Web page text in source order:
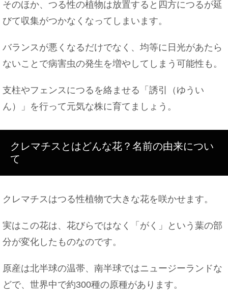
そのほか、つる性の植物は放置すると四方につるが延
びて収集がつかなくなってしまいます。
バランスが悪くなるだけでなく、均等に日光があたら
ないことで病害虫の発生を増やしてしまう可能性も。
支柱やフェンスにつるを絡ませる「誘引（ゆうい
ん）」を行って元気な株に育てましょう。
クレマチスとはどんな花？名前の由来につい
て
クレマチスはつる性植物で大きな花を咲かせます。
実はこの花は、花びらではなく「がく」という葉の部
分が変化したものなのです。
原産は北半球の温帯、南半球ではニュージーランドな
どで、世界中で約300種の原種があります。